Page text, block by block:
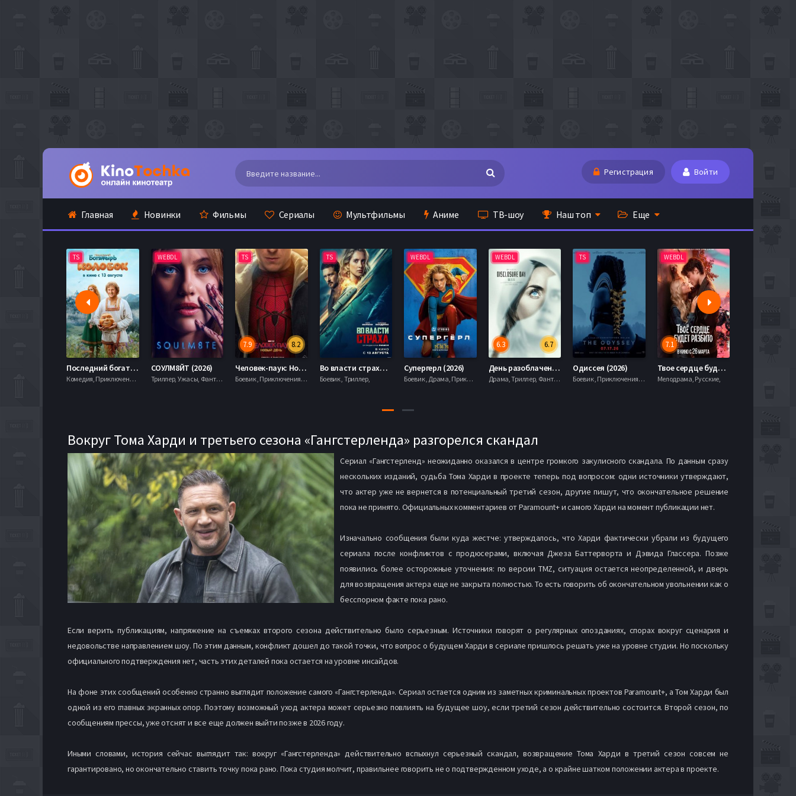
Регистрация Войти
Главная Новинки Фильмы Сериалы Мультфильмы Аниме ТВ-шоу Наш топ Еще
TS
Последний богатырь. Колобок (2026)
Комедия, Приключения, Фэнтези,
WEBDL
СОУЛМ8ЙТ (2026)
Триллер, Ужасы, Фантастика,
TS
8.2
7.9
Человек-паук: Новый день (2026)
Боевик , Приключения, Фантастика, Фэнтези,
TS
Во власти страха (2026)
Боевик , Триллер,
WEBDL
Супергерл (2026)
Боевик , Драма, Приключения, Фантастика,
WEBDL
6.7
6.3
День разоблачения (2026)
Драма, Триллер, Фантастика,
TS
Одиссея (2026)
Боевик , Приключения, Фэнтези,
WEBDL
7.1
Твое сердце будет разбито (2026)
Мелодрама, Русские,
Вокруг Тома Харди и третьего сезона «Гангстерленда» разгорелся скандал
Сериал «Гангстерленд» неожиданно оказался в центре громкого закулисного скандала. По данным сразу
нескольких изданий, судьба Тома Харди в проекте теперь под вопросом: одни источники утверждают,
что актер уже не вернется в потенциальный третий сезон, другие пишут, что окончательное решение
пока не принято. Официальных комментариев от Paramount+ и самого Харди на момент публикации нет.
Изначально сообщения были куда жестче: утверждалось, что Харди фактически убрали из будущего
сериала после конфликтов с продюсерами, включая Джеза Баттерворта и Дэвида Глассера. Позже
появились более осторожные уточнения: по версии TMZ, ситуация остается неопределенной, и дверь
для возвращения актера еще не закрыта полностью. То есть говорить об окончательном увольнении как о
бесспорном факте пока рано.
Если верить публикациям, напряжение на съемках второго сезона действительно было серьезным. Источники говорят о регулярных опозданиях, спорах вокруг сценария и
недовольстве направлением шоу. По этим данным, конфликт дошел до такой точки, что вопрос о будущем Харди в сериале пришлось решать уже на уровне студии. Но поскольку
официального подтверждения нет, часть этих деталей пока остается на уровне инсайдов.
На фоне этих сообщений особенно странно выглядит положение самого «Гангстерленда». Сериал остается одним из заметных криминальных проектов Paramount+, а Том Харди был
одной из его главных экранных опор. Поэтому возможный уход актера может серьезно повлиять на будущее шоу, если третий сезон действительно состоится. Второй сезон, по
сообщениям прессы, уже отснят и все еще должен выйти позже в 2026 году.
Иными словами, история сейчас выглядит так: вокруг «Гангстерленда» действительно вспыхнул серьезный скандал, возвращение Тома Харди в третий сезон совсем не
гарантировано, но окончательно ставить точку пока рано. Пока студия молчит, правильнее говорить не о подтвержденном уходе, а о крайне шатком положении актера в проекте.